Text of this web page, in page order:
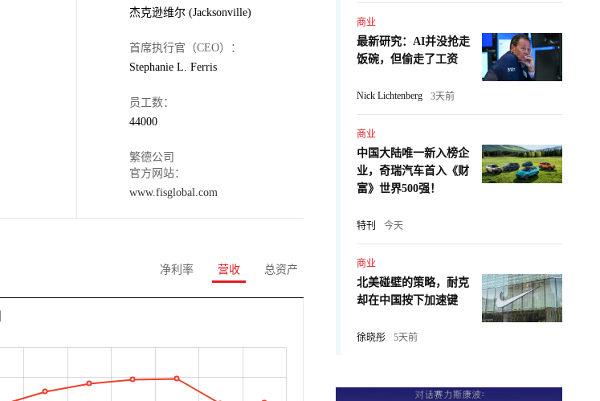
杰克逊维尔 (Jacksonville)
首席执行官（CEO）：
Stephanie L. Ferris
员工数：
44000
繁德公司
官方网站：
www.fisglobal.com
净利率 营收 总资产
商业
最新研究：AI并没抢走
饭碗，但偷走了工资
Nick Lichtenberg 3天前
商业
中国大陆唯一新入榜企
业，奇瑞汽车首入《财
富》世界500强！
特刊 今天
商业
北美碰壁的策略，耐克
却在中国按下加速键
徐晓彤 5天前